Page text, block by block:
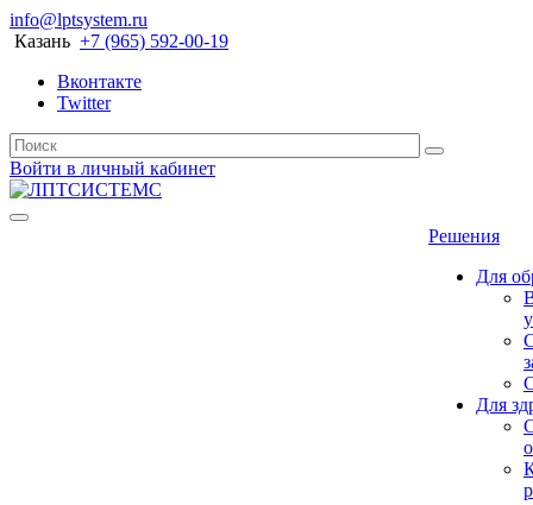
info@lptsystem.ru
Казань +7 (965) 592-00-19
Вконтакте
Twitter
Войти в личный кабинет
Решения
Для
Для